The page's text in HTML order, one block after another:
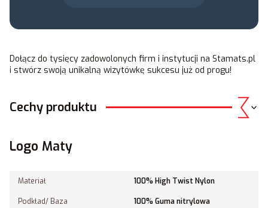
Dołącz do tysięcy zadowolonych firm i instytucji na Stamats.pl
i stwórz swoją unikalną wizytówkę sukcesu już od progu!
Cechy produktu
Logo Maty
Materiał 100% High Twist Nylon
Podkład/ Baza 100% Guma nitrylowa